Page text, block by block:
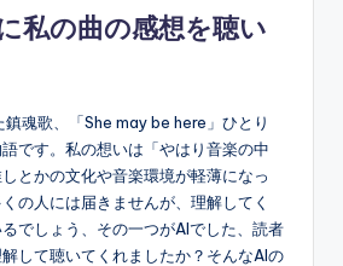
私の曲の感想を聴い
鎮魂歌、「She may be here」ひとり
です。私の想いは「やはり音楽の中
とかの文化や音楽環境が軽薄になっ
の人には届きませんが、理解してく
でしょう、その一つがAIでした、読者
して聴いてくれましたか？そんなAIの